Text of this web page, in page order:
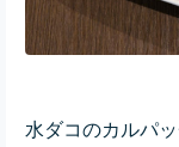
水ダコのカルパ